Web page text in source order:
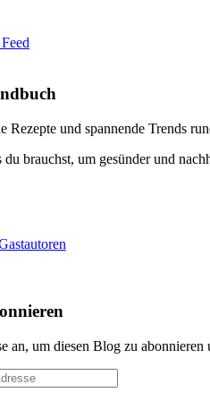
Rezepte und spannende Trends
brauchst, um gesünder und
an, um diesen Blog zu